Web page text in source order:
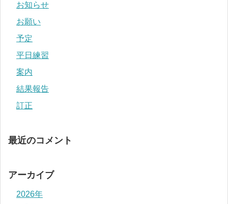
お知らせ
お願い
予定
平日練習
案内
結果報告
訂正
最近のコメント
アーカイブ
2026年